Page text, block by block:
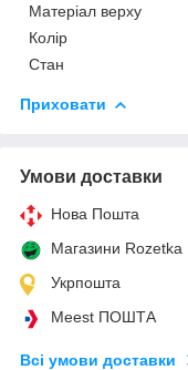
Матеріал верху
Колір
Стан
Приховати
Умови доставки
Нова Пошта
Магазини Rozetka
Укрпошта
Meest ПОШТА
Всі умови доставки